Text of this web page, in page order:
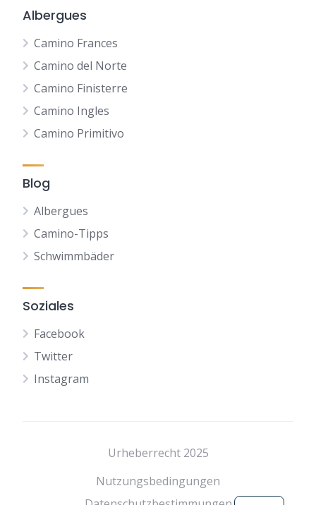
Albergues
Camino Frances
Camino del Norte
Camino Finisterre
Camino Ingles
Camino Primitivo
Blog
Albergues
Camino-Tipps
Schwimmbäder
Soziales
Facebook
Twitter
Instagram
Urheberrecht 2025
Nutzungsbedingungen